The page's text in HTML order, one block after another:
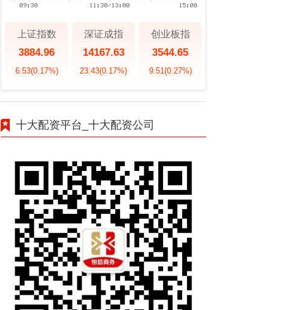
上证指数
3884.96
6.53(0.17%)
深证成指
14167.63
23.43(0.17%)
创业板指
3544.65
9.51 (0.27%)
十大配资平台_十大配资公司